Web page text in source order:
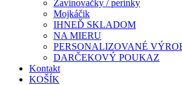
Zavinovačky / perinky
Mojkáčik
IHNEĎ SKLADOM
NA MIERU
PERSONALIZOVANÉ
DARČEKOVÝ POUKAZ
Kontakt
KOŠÍK